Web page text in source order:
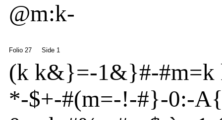
@m:k-
Folio 27 Side 1
(k k&}=-1&}#-#m=k
*-$+-#(m=-!-#}-0:-A